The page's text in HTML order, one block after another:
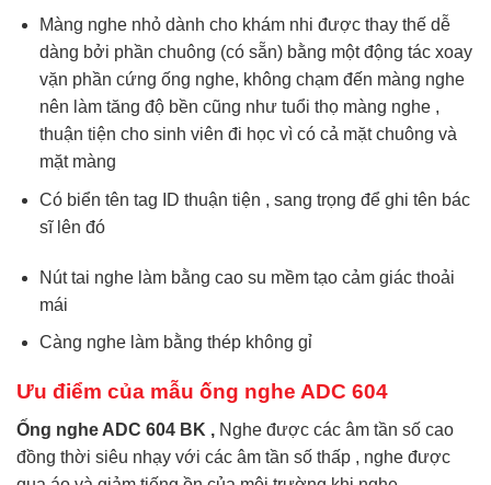
Màng nghe nhỏ dành cho khám nhi được thay thế dễ
dàng bởi phần chuông (có sẵn) bằng một động tác xoay
vặn phần cứng ống nghe, không chạm đến màng nghe
nên làm tăng độ bền cũng như tuổi thọ màng nghe ,
thuận tiện cho sinh viên đi học vì có cả mặt chuông và
mặt màng
Có biển tên tag ID thuận tiện , sang trọng để ghi tên bác
sĩ lên đó
Nút tai nghe làm bằng cao su mềm tạo cảm giác thoải
mái
Càng nghe làm bằng thép không gỉ
Ưu điểm của mẫu ống nghe ADC 604
Ống nghe ADC 604 BK , Nghe được các âm tần số cao
đồng thời siêu nhạy với các âm tần số thấp , nghe được